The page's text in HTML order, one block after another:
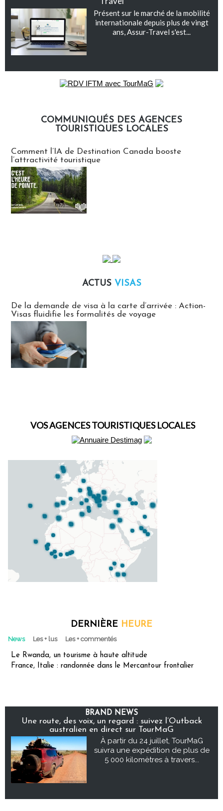
Présent sur le marché de la mobilité
internationale depuis plus de vingt
ans, Assur-Travel s'est...
COMMUNIQUÉS DES AGENCES
TOURISTIQUES LOCALES
Comment l’IA de Destination Canada booste
l’attractivité touristique
ACTUS VISAS
De la demande de visa à la carte d’arrivée : Action-
Visas fluidifie les formalités de voyage
VOS AGENCES TOURISTIQUES LOCALES
DERNIÈRE HEURE
News Les + lus Les + commentés
Le Rwanda, un tourisme à haute altitude
France, Italie : randonnée dans le Mercantour frontalier
BRAND NEWS
Une route, des voix, un regard : suivez l’Outback
australien en direct sur TourMaG
À partir du 24 juillet, TourMaG
suivra une expédition de plus de
5 000 kilomètres à travers...